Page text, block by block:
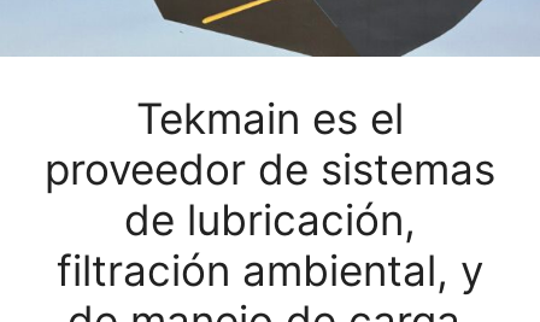
Tekmain es el
proveedor de sistemas
de lubricación,
filtración ambiental, y